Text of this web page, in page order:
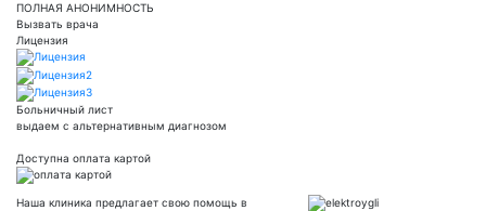
ПОЛНАЯ АНОНИМНОСТЬ
Вызвать врача
Лицензия
Больничный лист
выдаем с альтернативным диагнозом
Доступна оплата картой
Наша клиника предлагает свою помощь в